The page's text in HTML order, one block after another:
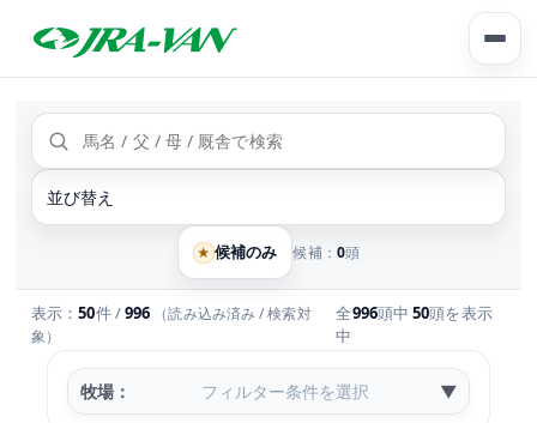
馬名/父/母/厩舎で検索
★ 候補のみ 候補： 0頭
表示：50件 /996 （読み込み済み / 検索対
象）
全996頭中50頭を表示
中
牧場： フィルター条件を選択 ▼